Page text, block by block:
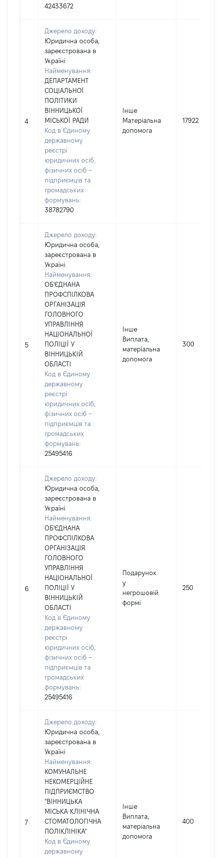
42433672
4
Джерело доходу:
Юридична особа,
зареєстрована в
Україні
Найменування:
ДЕПАРТАМЕНТ
СОЦІАЛЬНОЇ
ПОЛІТИКИ
ВІННИЦЬКОЇ
МІСЬКОЇ РАДИ
Код в Єдиному
державному
реєстрі
юридичних осіб,
фізичних осіб –
підприємців та
громадських
формувань:
38782790
Інше
Матеріальна
допомога
17922
5
Джерело доходу:
Юридична особа,
зареєстрована в
Україні
Найменування:
ОБ'ЄДНАНА
ПРОФСПІЛКОВА
ОРГАНІЗАЦІЯ
ГОЛОВНОГО
УПРАВЛІННЯ
НАЦІОНАЛЬНОЇ
ПОЛІЦІЇ У
ВІННИЦЬКІЙ
ОБЛАСТІ
Код в Єдиному
державному
реєстрі
юридичних осіб,
фізичних осіб –
підприємців та
громадських
формувань:
25495416
Інше
Виплата,
матеріальна
допомога
300
6
Джерело доходу:
Юридична особа,
зареєстрована в
Україні
Найменування:
ОБ'ЄДНАНА
ПРОФСПІЛКОВА
ОРГАНІЗАЦІЯ
ГОЛОВНОГО
УПРАВЛІННЯ
НАЦІОНАЛЬНОЇ
ПОЛІЦІЇ У
ВІННИЦЬКІЙ
ОБЛАСТІ
Код в Єдиному
державному
реєстрі
юридичних осіб,
фізичних осіб –
підприємців та
громадських
формувань:
25495416
Подарунок
у
негрошовій
формі
250
7
Джерело доходу:
Юридична особа,
зареєстрована в
Україні
Найменування:
КОМУНАЛЬНЕ
НЕКОМЕРЦІЙНЕ
ПІДПРИЄМСТВО
"ВІННИЦЬКА
МІСЬКА КЛІНІЧНА
СТОМАТОЛОГІЧНА
ПОЛІКЛІНІКА"
Код в Єдиному
державному
Інше
Виплата,
матеріальна
допомога
400